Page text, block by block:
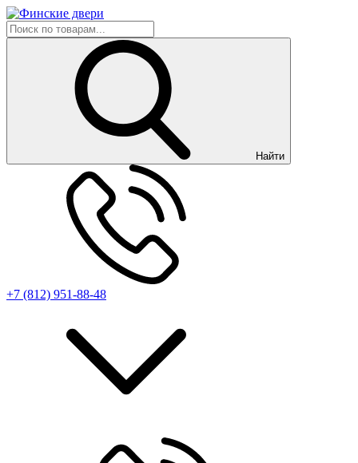
Найти
+7 (812) 951-88-48